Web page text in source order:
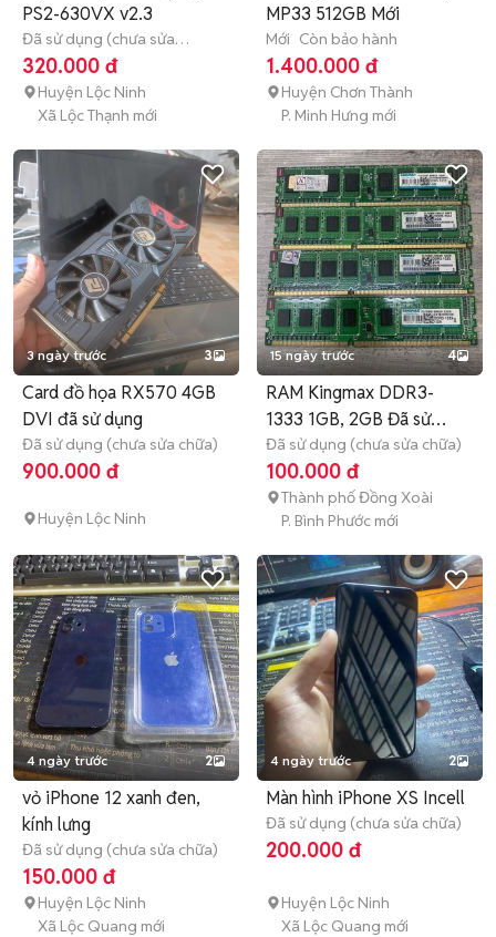
PS2-630VX v2.3
Đã sử dụng (chưa sửa
chữa)
1 tháng
320.000 đ
Huyện Lộc Ninh
Xã Lộc Thạnh mới
MP33 512GB Mới
Mới Còn bảo hành
1.400.000 đ
Huyện Chơn Thành
P. Minh Hưng mới
3 ngày trước 3
Card đồ họa RX570 4GB
DVI đã sử dụng
Đã sử dụng (chưa sửa chữa)
900.000 đ
Huyện Lộc Ninh
15 ngày trước 4
RAM Kingmax DDR3-
1333 1GB, 2GB Đã sử
dụng
Đã sử dụng (chưa sửa chữa)
100.000 đ
Thành phố Đồng Xoài
P. Bình Phước mới
4 ngày trước 2
vỏ iPhone 12 xanh đen,
kính lưng
Đã sử dụng (chưa sửa chữa)
150.000 đ
Huyện Lộc Ninh
Xã Lộc Quang mới
4 ngày trước 2
Màn hình iPhone XS Incell
Đã sử dụng (chưa sửa chữa)
200.000 đ
Huyện Lộc Ninh
Xã Lộc Quang mới